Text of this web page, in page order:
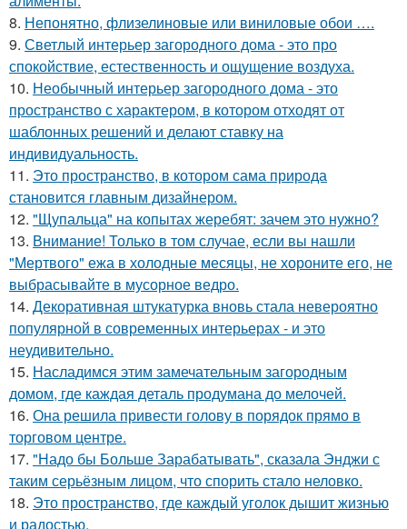
8. Непонятно, флизелиновые или виниловые обои ….
9. Светлый интерьер загородного дома - это про
спокойствие, естественность и ощущение воздуха.
10. Необычный интерьер загородного дома - это
пространство с характером, в котором отходят от
шаблонных решений и делают ставку на
индивидуальность.
11. Это пространство, в котором сама природа
становится главным дизайнером.
12. "Щупальца" на копытах жеребят: зачем это нужно?
13. Внимание! Только в том случае, если вы нашли
"Мертвого" ежа в холодные месяцы, не хороните его, не
выбрасывайте в мусорное ведро.
14. Декоративная штукатурка вновь стала невероятно
популярной в современных интерьерах - и это
неудивительно.
15. Насладимся этим замечательным загородным
домом, где каждая деталь продумана до мелочей.
16. Она решила привести голову в порядок прямо в
торговом центре.
17. "Надо бы Больше Зарабатывать", сказала Энджи с
таким серьёзным лицом, что спорить стало неловко.
18. Это пространство, где каждый уголок дышит жизнью
и радостью.